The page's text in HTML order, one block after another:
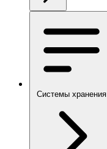
Системы хранения